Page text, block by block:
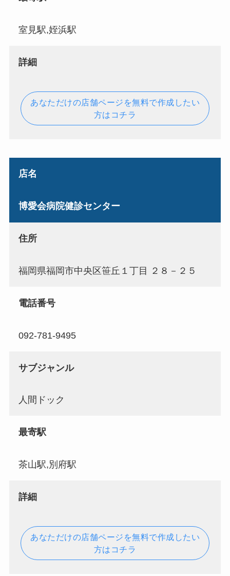
室見駅,姪浜駅
詳細
あなただけの店舗ページを無料で作成したい
方はコチラ
店名
博愛会病院健診センター
住所
福岡県福岡市中央区笹丘１丁目 ２８－２５
電話番号
092-781-9495
サブジャンル
人間ドック
最寄駅
茶山駅,別府駅
詳細
あなただけの店舗ページを無料で作成したい
方はコチラ